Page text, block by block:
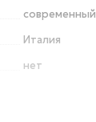
современный
Италия
нет